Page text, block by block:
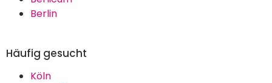
Berlin
Häufig gesucht
Köln